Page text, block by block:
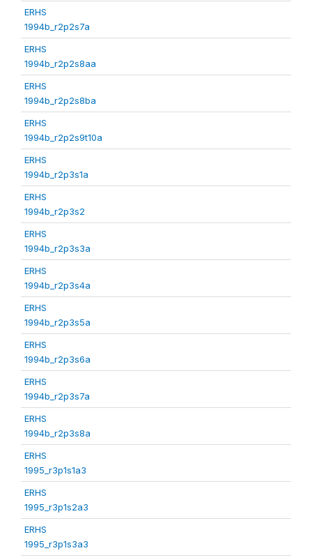
ERHS
1994b_r2p2s7a
ERHS
1994b_r2p2s8aa
ERHS
1994b_r2p2s8ba
ERHS
1994b_r2p2s9t10a
ERHS
1994b_r2p3s1a
ERHS
1994b_r2p3s2
ERHS
1994b_r2p3s3a
ERHS
1994b_r2p3s4a
ERHS
1994b_r2p3s5a
ERHS
1994b_r2p3s6a
ERHS
1994b_r2p3s7a
ERHS
1994b_r2p3s8a
ERHS
1995_r3p1s1a3
ERHS
1995_r3p1s2a3
ERHS
1995_r3p1s3a3